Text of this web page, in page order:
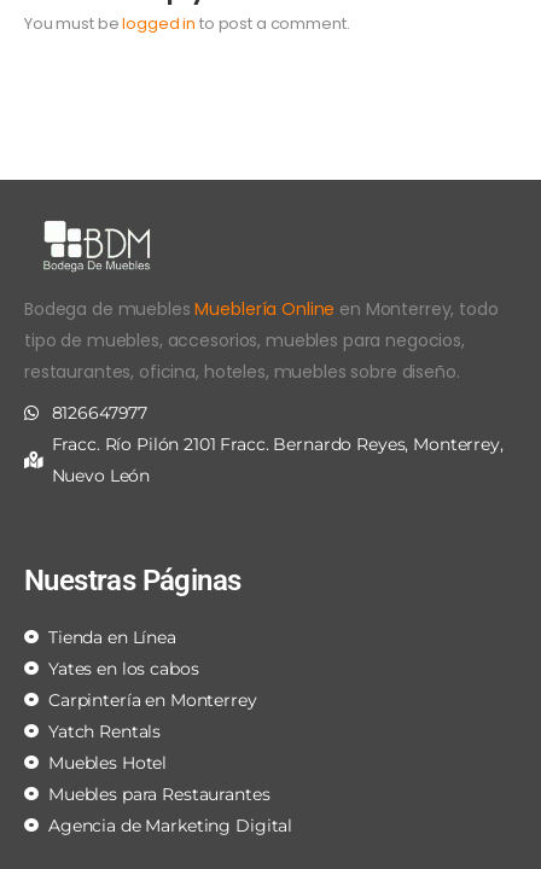
You must belogged in to post a comment.
Bodega de mueblesMueblería Online en Monterrey, todo
tipo de muebles, accesorios, muebles para negocios,
restaurantes, oficina, hoteles, muebles sobre diseño.
8126647977
Fracc. Río Pilón 2101 Fracc. Bernardo Reyes, Monterrey,
Nuevo León
Nuestras Páginas
Tienda en Línea
Yates en los cabos
Carpintería en Monterrey
Yatch Rentals
Muebles Hotel
Muebles para Restaurantes
Agencia de Marketing Digital